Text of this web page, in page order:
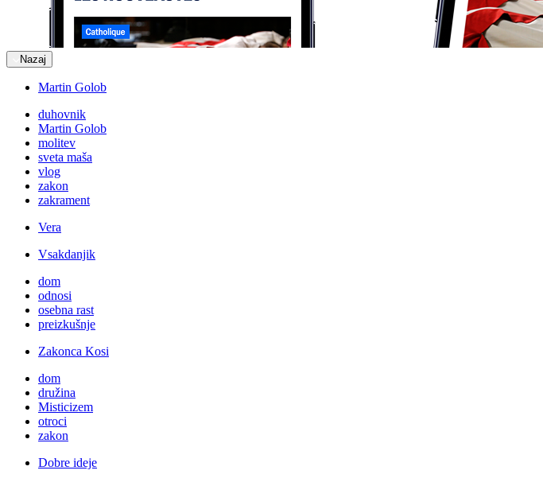
Nazaj
Martin Golob
duhovnik
Martin Golob
molitev
sveta maša
vlog
zakon
zakrament
Vera
Vsakdanjik
dom
odnosi
osebna rast
preizkušnje
Zakonca Kosi
dom
družina
Misticizem
otroci
zakon
Dobre ideje